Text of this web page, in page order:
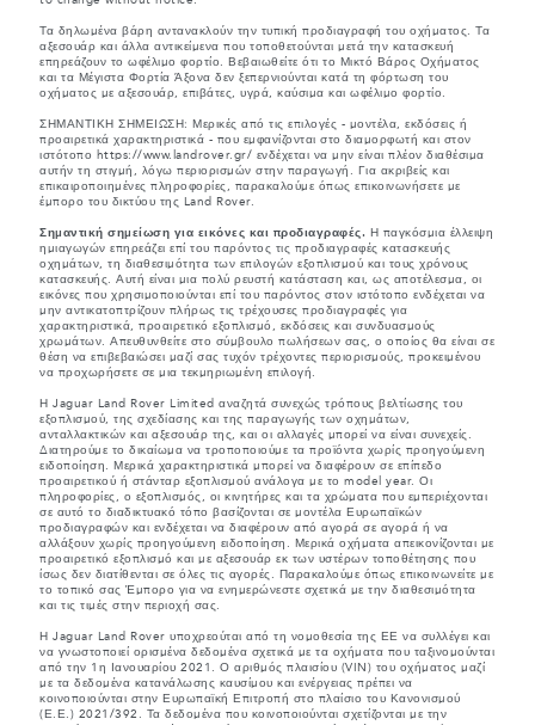
Τα δηλωμένα βάρη αντανακλούν την τυπική προδιαγραφή του οχήματος. Τα
αξεσουάρ και άλλα αντικείμενα που τοποθετούνται μετά την κατασκευή
επηρεάζουν το ωφέλιμο φορτίο. Βεβαιωθείτε ότι το Μικτό Βάρος Οχήματος
και τα Μέγιστα Φορτία Άξονα δεν ξεπερνιούνται κατά τη φόρτωση του
οχήματος με αξεσουάρ, επιβάτες, υγρά, καύσιμα και ωφέλιμο φορτίο.
ΣΗΜΑΝΤΙΚΗ ΣΗΜΕΙΩΣΗ: Μερικές από τις επιλογές - μοντέλα, εκδόσεις ή
προαιρετικά χαρακτηριστικά - που εμφανίζονται στο διαμορφωτή και στον
ιστότοπο https://www.landrover.gr/ ενδέχεται να μην είναι πλέον διαθέσιμα
αυτήν τη στιγμή, λόγω περιορισμών στην παραγωγή. Για ακριβείς και
επικαιροποιημένες πληροφορίες, παρακαλούμε όπως επικοινωνήσετε με
έμπορο του δικτύου της Land Rover.
Σημαντική σημείωση για εικόνες και προδιαγραφές. Η παγκόσμια έλλειψη
ημιαγωγών επηρεάζει επί του παρόντος τις προδιαγραφές κατασκευής
οχημάτων, τη διαθεσιμότητα των επιλογών εξοπλισμού και τους χρόνους
κατασκευής. Αυτή είναι μια πολύ ρευστή κατάσταση και, ως αποτέλεσμα, οι
εικόνες που χρησιμοποιούνται επί του παρόντος στον ιστότοπο ενδέχεται να
μην αντικατοπτρίζουν πλήρως τις τρέχουσες προδιαγραφές για
χαρακτηριστικά, προαιρετικό εξοπλισμό, εκδόσεις και συνδυασμούς
χρωμάτων. Απευθυνθείτε στο σύμβουλο πωλήσεων σας, ο οποίος θα είναι σε
θέση να επιβεβαιώσει μαζί σας τυχόν τρέχοντες περιορισμούς, προκειμένου
να προχωρήσετε σε μια τεκμηριωμένη επιλογή.
Η Jaguar Land Rover Limited αναζητά συνεχώς τρόπους βελτίωσης του
εξοπλισμού, της σχεδίασης και της παραγωγής των οχημάτων,
ανταλλακτικών και αξεσουάρ της, και οι αλλαγές μπορεί να είναι συνεχείς.
Διατηρούμε το δικαίωμα να τροποποιούμε τα προϊόντα χωρίς προηγούμενη
ειδοποίηση. Μερικά χαρακτηριστικά μπορεί να διαφέρουν σε επίπεδο
προαιρετικού ή στάνταρ εξοπλισμού ανάλογα με το model year. Οι
πληροφορίες, ο εξοπλισμός, οι κινητήρες και τα χρώματα που εμπεριέχονται
σε αυτό το διαδικτυακό τόπο βασίζονται σε μοντέλα Ευρωπαϊκών
προδιαγραφών και ενδέχεται να διαφέρουν από αγορά σε αγορά ή να
αλλάξουν χωρίς προηγούμενη ειδοποίηση. Μερικά οχήματα απεικονίζονται με
προαιρετικό εξοπλισμό και με αξεσουάρ εκ των υστέρων τοποθέτησης που
ίσως δεν διατίθενται σε όλες τις αγορές. Παρακαλούμε όπως επικοινωνείτε με
το τοπικό σας Έμπορο για να ενημερώνεστε σχετικά με την διαθεσιμότητα
και τις τιμές στην περιοχή σας.
Η Jaguar Land Rover υποχρεούται από τη νομοθεσία της ΕΕ να συλλέγει και
να γνωστοποιεί ορισμένα δεδομένα σχετικά με τα οχήματα που ταξινομούνται
από την 1η Ιανουαρίου 2021. Ο αριθμός πλαισίου (VIN) του οχήματος μαζί
με τα δεδομένα κατανάλωσης καυσίμου και ενέργειας πρέπει να
κοινοποιούνται στην Ευρωπαϊκή Επιτροπή στο πλαίσιο του Κανονισμού
(Ε.Ε.) 2021/392. Τα δεδομένα που κοινοποιούνται σχετίζονται με την